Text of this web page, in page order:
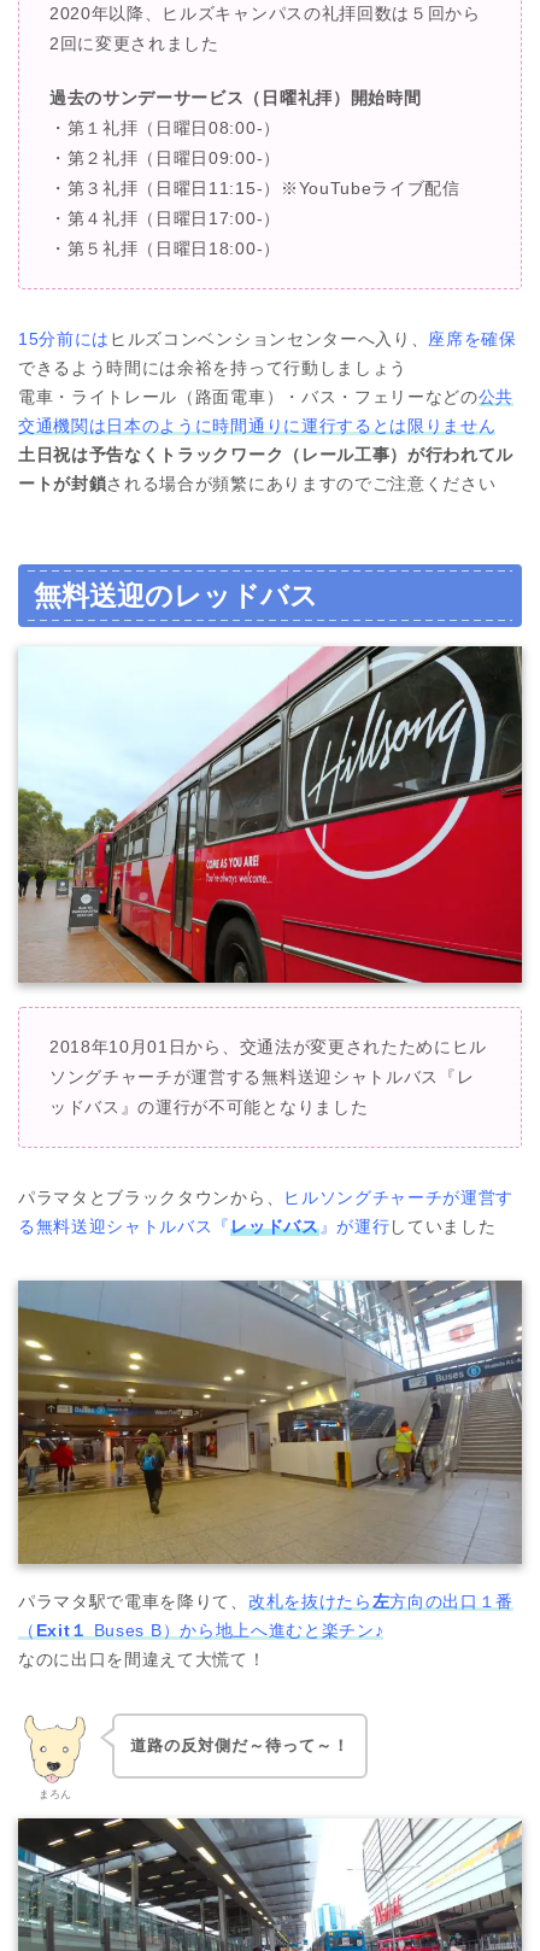
2020年以降、ヒルズキャンパスの礼拝回数は５回から
2回に変更されました
過去のサンデーサービス（日曜礼拝）開始時間
・第１礼拝（日曜日08:00-）
・第２礼拝（日曜日09:00-）
・第３礼拝（日曜日11:15-）※YouTubeライブ配信
・第４礼拝（日曜日17:00-）
・第５礼拝（日曜日18:00-）
15分前には ヒルズコンベンションセンターへ入り、 座席を確保
できるよう時間には余裕を持って行動しましょう
電車・ライトレール（路面電車）・バス・フェリーなどの公共
交通機関は日本のように時間通りに運行するとは限りません
土日祝は予告なくトラックワーク（レール工事）が行われてル
ートが封鎖される場合が頻繁にありますのでご注意ください
無料送迎のレッドバス
2018年10月01日から、交通法が変更されたためにヒル
ソングチャーチが運営する無料送迎シャトルバス『レ
ッドバス』の運行が不可能となりました
パラマタとブラックタウンから、
ヒルソングチャーチが運営す
る無料送迎シャトルバス『レッドバス』が運行 していました
パラマタ駅で電車を降りて、 改札を抜けたら 左方向の出口１番
（ Exit１
Buses B）から地上へ進むと楽チン♪
なのに出口を間違えて大慌て！
まろん
道路の反対側だ～待って～！